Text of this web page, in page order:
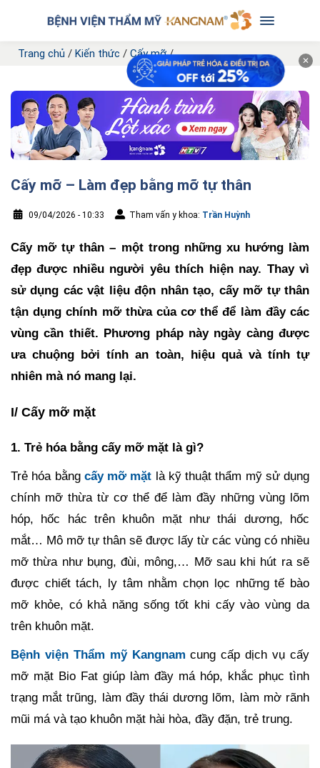
Trang chủ / Kiến thức / Cấy mỡ/
Cấy mỡ – Làm đẹp bằng mỡ tự thân
09/04/2026 - 10:33 Tham vấn y khoa: Trần Huỳnh
Cấy mỡ tự thân – một trong những xu hướng làm
đẹp được nhiều người yêu thích hiện nay. Thay vì
sử dụng các vật liệu độn nhân tạo, cấy mỡ tự thân
tận dụng chính mỡ thừa của cơ thể để làm đầy các
vùng cần thiết. Phương pháp này ngày càng được
ưa chuộng bởi tính an toàn, hiệu quả và tính tự
nhiên mà nó mang lại.
I/ Cấy mỡ mặt
1. Trẻ hóa bằng cấy mỡ mặt là gì?
Trẻ hóa bằng cấy mỡ mặt là kỹ thuật thẩm mỹ sử dụng
chính mỡ thừa từ cơ thể để làm đầy những vùng lõm
hóp, hốc hác trên khuôn mặt như thái dương, hốc
mắt… Mô mỡ tự thân sẽ được lấy từ các vùng có nhiều
mỡ thừa như bụng, đùi, mông,… Mỡ sau khi hút ra sẽ
được chiết tách, ly tâm nhằm chọn lọc những tế bào
mỡ khỏe, có khả năng sống tốt khi cấy vào vùng da
trên khuôn mặt.
Bệnh viện Thẩm mỹ Kangnam cung cấp dịch vụ cấy
mỡ mặt Bio Fat giúp làm đầy má hóp, khắc phục tình
trạng mắt trũng, làm đầy thái dương lõm, làm mờ rãnh
mũi má và tạo khuôn mặt hài hòa, đầy đặn, trẻ trung.
✕